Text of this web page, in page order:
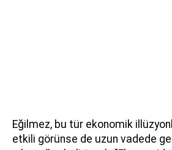
Eğilmez, bu tür ekonomik
etkili görünse de uzun vadede